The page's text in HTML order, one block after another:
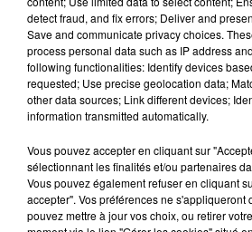
d'un liquide inflammable.
UNE ADOLESCENTE
OPÉRER DE LA CHEVILLE
La famille a porté plainte contre
reconnu sa responsabilité et
detect fraud, and fix errors; Deliver and
Save and communicate privacy choices.
process personal data such as IP address
following functionalities: Identify devices
requested; Use precise geolocation data;
other data sources; Link different devices;
information transmitted automatically.
Vous pouvez accepter en cliquant sur
sélectionnant les finalités et/ou partenaires
Vous pouvez également refuser en cliquant
accepter". Vos préférences ne s'appliqueront
pouvez mettre à jour vos choix, ou retirer